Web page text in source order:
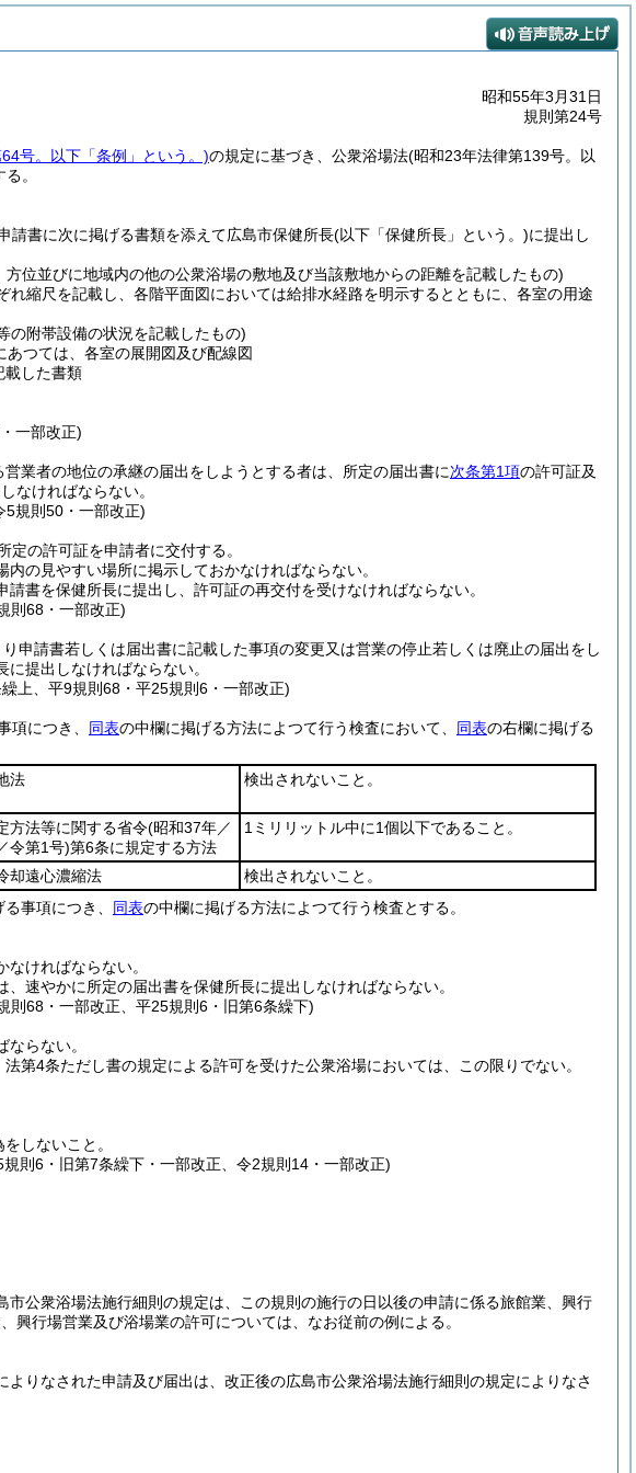
昭和55年3月31日
規則第24号
号。以下「条例」という。)の規定に基づき、公衆浴場法(昭和23年法律第139号。以
。
請書に次に掲げる書類を添えて広島市保健所長(以下「保健所長」という。)に提出し
方位並びに地域内の他の公衆浴場の敷地及び当該敷地からの距離を記載したもの)
れ縮尺を記載し、各階平面図においては給排水経路を明示するとともに、各室の用途
の附帯設備の状況を記載したもの)
つては、各室の展開図及び配線図
載した書類
一部改正)
業者の地位の承継の届出をしようとする者は、所定の届出書に次条第1項の許可証及
なければならない。
規則50・一部改正)
の許可証を申請者に交付する。
の見やすい場所に掲示しておかなければならない。
書を保健所長に提出し、許可証の再交付を受けなければならない。
則68・一部改正)
申請書若しくは届出書に記載した事項の変更又は営業の停止若しくは廃止の届出をし
提出しなければならない。
上、平9規則68・平25規則6・一部改正)
項につき、 同表の中欄に掲げる方法によつて行う検査において、 同表の右欄に掲げる
法 検出されないこと。
方法等に関する省令(昭和37年／
令第1号)第6条に規定する方法
1ミリリットル中に1個以下であること。
却遠心濃縮法
検出されないこと。
事項につき、 同表の中欄に掲げる方法によつて行う検査とする。
ければならない。
速やかに所定の届出書を保健所長に提出しなければならない。
則68・一部改正、平25規則6・旧第6条繰下)
らない。
法第4条ただし書の規定による許可を受けた公衆浴場においては、この限りでない。
しないこと。
則6・旧第7条繰下・一部改正、令2規則14・一部改正)
公衆浴場法施行細則の規定は、この規則の施行の日以後の申請に係る旅館業、興行
行場営業及び浴場業の許可については、なお従前の例による。
りなされた申請及び届出は、改正後の広島市公衆浴場法施行細則の規定によりなさ